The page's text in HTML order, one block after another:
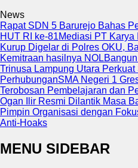
News
Rapat SDN 5 Barurejo Bahas
HUT RI ke-81Mediasi PT Karya
Kurup Digelar di Polres OKU,
Kemitraan hasilnya NOL
Trinusa Lampung Utara
PerhubunganSMA Negeri 1
Terobosan Pembelajaran dan
Ogan Ilir Resmi Dilantik Masa
Pimpin Organisasi dengan
Anti-Hoaks
MENU SIDEBAR